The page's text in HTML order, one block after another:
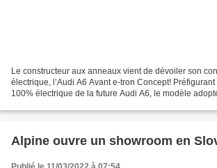
Le constructeur aux anneaux vient de dévoiler son
électrique, l’Audi A6 Avant e-tron Concept!
100% électrique de la future Audi A6, le modèle
Alpine ouvre un showroom en